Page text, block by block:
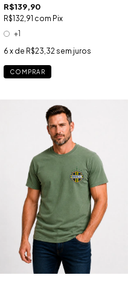
R$139,90
R$132,91 com Pix
+1
6 x de R$23,32 sem juros
COMPRAR